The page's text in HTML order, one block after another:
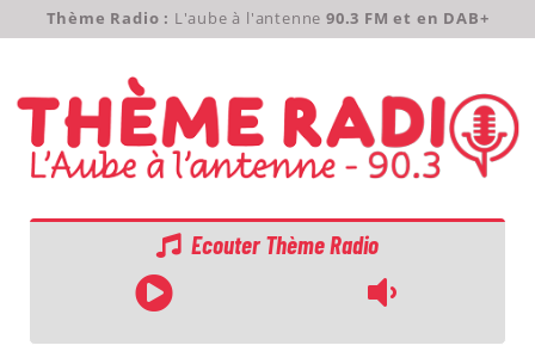
Thème Radio : L'aube à l'antenne 90.3 FM et en DAB+
Ecouter Thème Radio